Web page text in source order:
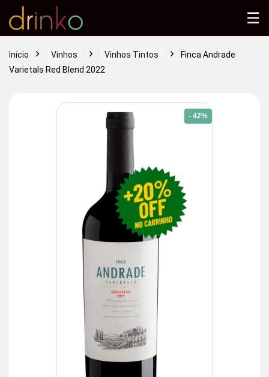
Início Vinhos Vinhos Tintos
Finca Andrade
Varietals Red Blend 2022
- 42%
☰